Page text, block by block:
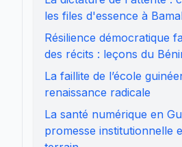
les files d'essence à
Résilience démocratique
des récits : leçons du
La faillite de l’école
renaissance radicale
La santé numérique en
promesse institutionnelle